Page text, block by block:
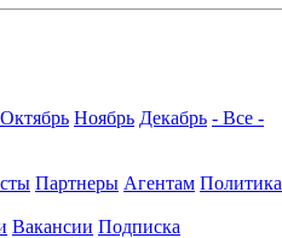
Октябрь Ноябрь Декабрь - Все -
Партнеры Агентам Политика
Вакансии Подписка